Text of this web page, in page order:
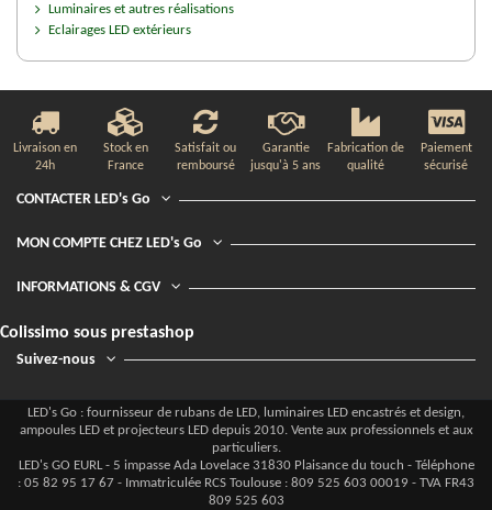
Luminaires et autres réalisations
Eclairages LED extérieurs
Livraison en
24h
Stock en
France
Satisfait ou
remboursé
Garantie
jusqu'à 5 ans
Fabrication de
qualité
Paiement
sécurisé
CONTACTER LED's Go
MON COMPTE CHEZ LED's Go
INFORMATIONS & CGV
Colissimo sous prestashop
Suivez-nous
LED's Go : fournisseur de rubans de LED, luminaires LED encastrés et design,
ampoules LED et projecteurs LED depuis 2010. Vente aux professionnels et aux
particuliers.
LED's GO EURL - 5 impasse Ada Lovelace 31830 Plaisance du touch - Téléphone
: 05 82 95 17 67 - Immatriculée RCS Toulouse : 809 525 603 00019 - TVA FR43
809 525 603